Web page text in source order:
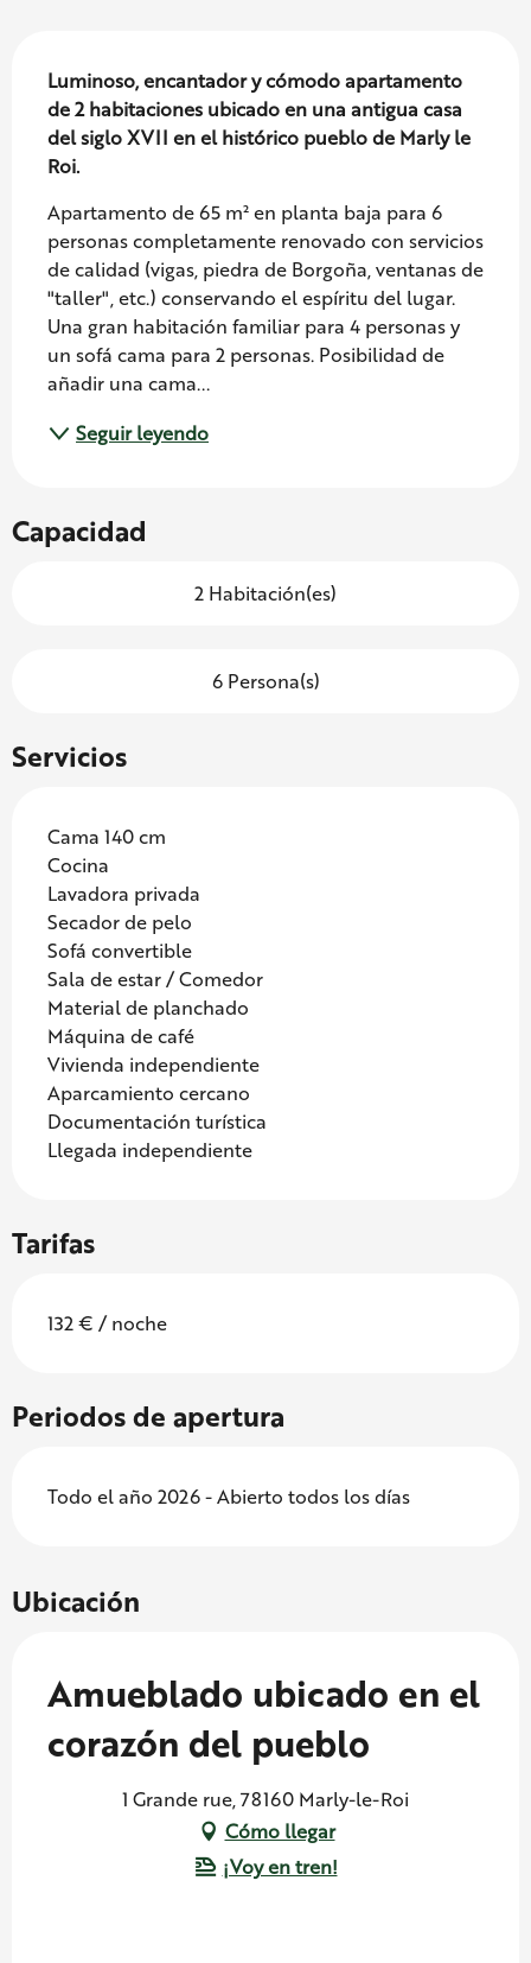
Descripción
Luminoso, encantador y cómodo apartamento
de 2 habitaciones ubicado en una antigua casa
del siglo XVII en el histórico pueblo de Marly le
Roi.
Apartamento de 65 m² en planta baja para 6
personas completamente renovado con servicios
de calidad (vigas, piedra de Borgoña, ventanas de
"taller", etc.) conservando el espíritu del lugar.
Una gran habitación familiar para 4 personas y
un sofá cama para 2 personas. Posibilidad de
añadir una cama...
Seguir leyendo
Capacidad
2 Habitación(es)
6 Persona(s)
Servicios
Cama 140 cm
Cocina
Lavadora privada
Secador de pelo
Sofá convertible
Sala de estar / Comedor
Material de planchado
Máquina de café
Vivienda independiente
Aparcamiento cercano
Documentación turística
Llegada independiente
Tarifas
132 € / noche
Periodos de apertura
Todo el año 2026 - Abierto todos los días
Ubicación
Amueblado ubicado en el
corazón del pueblo
1 Grande rue, 78160 Marly-le-Roi
Cómo llegar
¡Voy en tren!